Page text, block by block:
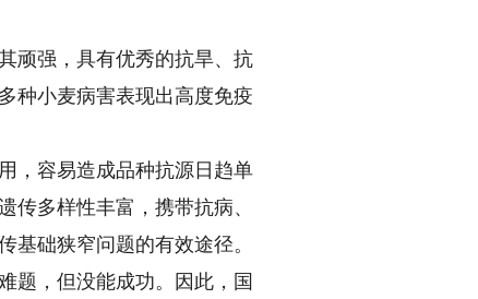
顽强，具有优秀的抗旱、抗
种小麦病害表现出高度免疫
，容易造成品种抗源日趋单
多样性丰富，携带抗病、
础狭窄问题的有效途径。
，但没能成功。因此，国